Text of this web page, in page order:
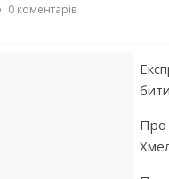
0 коментарів
Про